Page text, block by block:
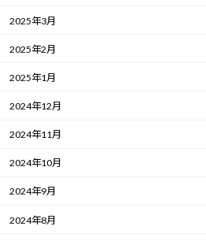
2025年3月
2025年2月
2025年1月
2024年12月
2024年11月
2024年10月
2024年9月
2024年8月